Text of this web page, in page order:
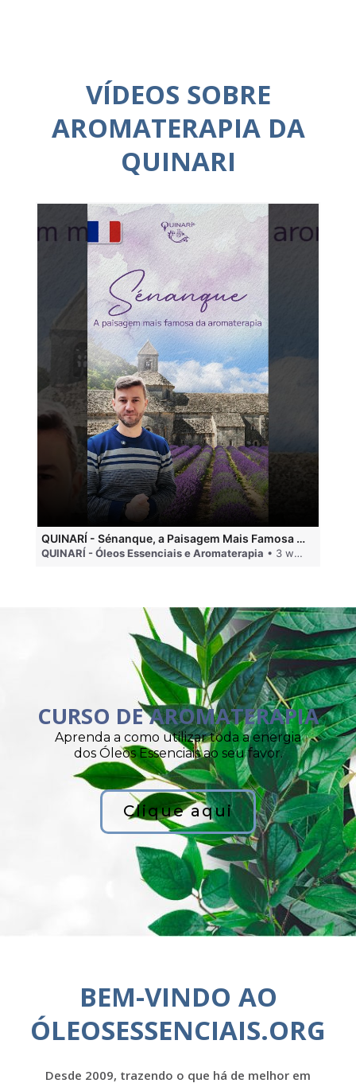
VÍDEOS SOBRE
AROMATERAPIA DA
QUINARI
QUINARÍ - Sénanque, a Paisagem Mais Famosa da Aromaterapia
QUINARÍ - Óleos Essenciais e Aromaterapia • 3 weeks ago
CURSO DE AROMATERAPIA
Aprenda a como utilizar toda a energia
dos Óleos Essenciais ao seu favor.
Clique aqui
BEM-VINDO AO
ÓLEOSESSENCIAIS.ORG
Desde 2009, trazendo o que há de melhor em